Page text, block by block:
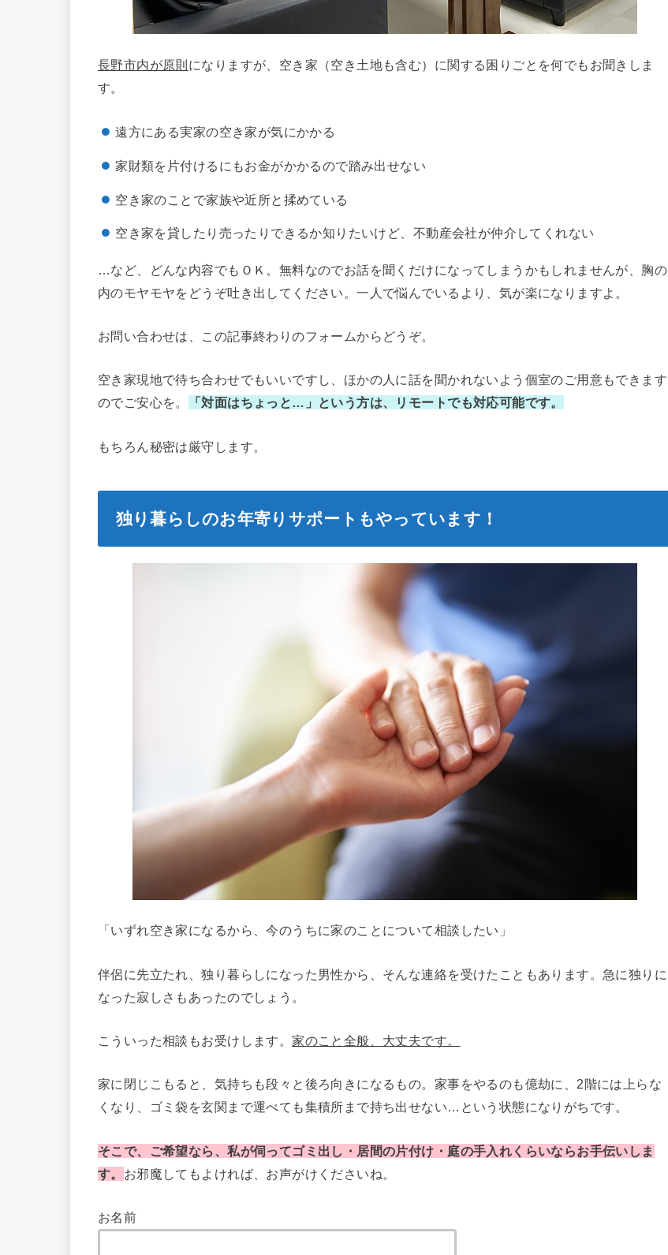
長野市内が原則になりますが、空き家（空き土地も含む）に関する困りごとを何でもお聞きしま
す。
遠方にある実家の空き家が気にかかる
家財類を片付けるにもお金がかかるので踏み出せない
空き家のことで家族や近所と揉めている
空き家を貸したり売ったりできるか知りたいけど、不動産会社が仲介してくれない
…など、どんな内容でもＯＫ。無料なのでお話を聞くだけになってしまうかもしれませんが、胸の
内のモヤモヤをどうぞ吐き出してください。一人で悩んでいるより、気が楽になりますよ。
お問い合わせは、この記事終わりのフォームからどうぞ。
空き家現地で待ち合わせでもいいですし、ほかの人に話を聞かれないよう個室のご用意もできます
のでご安心を。
「対面はちょっと…」という方は、リモートでも対応可能です。
もちろん秘密は厳守します。
独り暮らしのお年寄りサポートもやっています！
「いずれ空き家になるから、今のうちに家のことについて相談したい」
伴侶に先立たれ、独り暮らしになった男性から、そんな連絡を受けたこともあります。急に独りに
なった寂しさもあったのでしょう。
こういった相談もお受けします。家のこと全般、大丈夫です。
家に閉じこもると、気持ちも段々と後ろ向きになるもの。家事をやるのも億劫に、2階には上らな
くなり、ゴミ袋を玄関まで運べても集積所まで持ち出せない…という状態になりがちです。
そこで、ご希望なら、私が伺ってゴミ出し・居間の片付け・庭の手入れくらいならお手伝いしま
す。 お邪魔してもよければ、お声がけくださいね。
お名前